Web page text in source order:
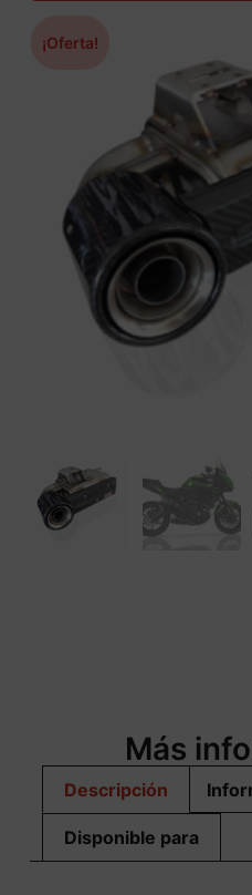
¡Oferta!
Más
Descripción
Disponible para